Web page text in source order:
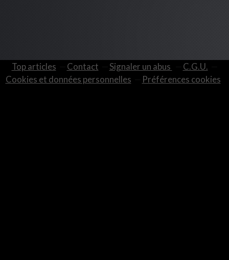
Top articles Contact Signaler un abus
C.G.U.
Cookies et données personnelles
Préférences cookies